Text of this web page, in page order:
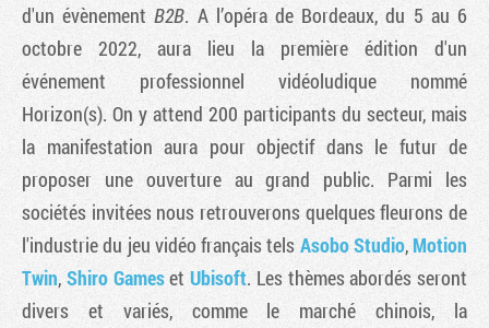
d'un évènementB2B. A l’opéra de Bordeaux, du 5 au 6
octobre 2022, aura lieu la première édition d'un
événement professionnel vidéoludique nommé
Horizon(s). On y attend 200 participants du secteur, mais
la manifestation aura pour objectif dans le futur de
proposer une ouverture au grand public. Parmi les
sociétés invitées nous retrouverons quelques fleurons de
l'industrie du jeu vidéo français tels Asobo Studio,Motion
Twin, Shiro Gameset Ubisoft. Les thèmes abordés seront
divers et variés, comme le marché chinois, la